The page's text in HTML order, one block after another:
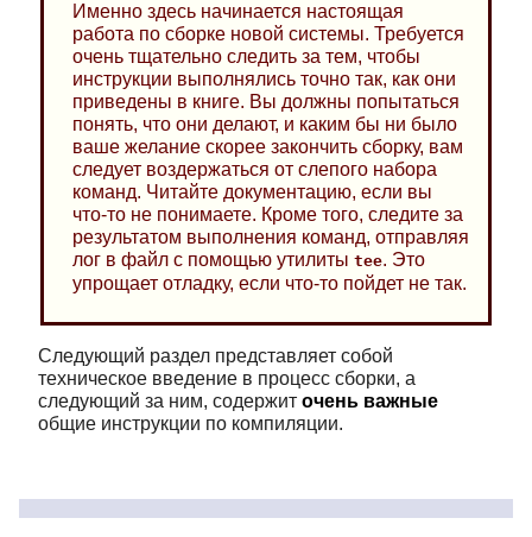
Именно здесь начинается настоящая
работа по сборке новой системы. Требуется
очень тщательно следить за тем, чтобы
инструкции выполнялись точно так, как они
приведены в книге. Вы должны попытаться
понять, что они делают, и каким бы ни было
ваше желание скорее закончить сборку, вам
следует воздержаться от слепого набора
команд. Читайте документацию, если вы
что-то не понимаете. Кроме того, следите за
результатом выполнения команд, отправляя
лог в файл с помощью утилиты tee. Это
упрощает отладку, если что-то пойдет не так.
Следующий раздел представляет собой
техническое введение в процесс сборки, а
следующий за ним, содержит очень важные
общие инструкции по компиляции.